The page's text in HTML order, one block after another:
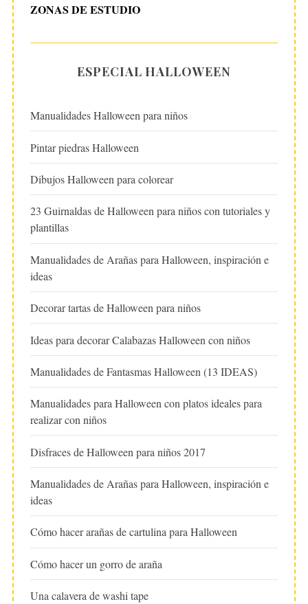
ZONAS DE ESTUDIO
ESPECIAL HALLOWEEN
Manualidades Halloween para niños
Pintar piedras Halloween
Dibujos Halloween para colorear
23 Guirnaldas de Halloween para niños con tutoriales y
plantillas
Manualidades de Arañas para Halloween, inspiración e
ideas
Decorar tartas de Halloween para niños
Ideas para decorar Calabazas Halloween con niños
Manualidades de Fantasmas Halloween (13 IDEAS)
Manualidades para Halloween con platos ideales para
realizar con niños
Disfraces de Halloween para niños 2017
Manualidades de Arañas para Halloween, inspiración e
ideas
Cómo hacer arañas de cartulina para Halloween
Cómo hacer un gorro de araña
Una calavera de washi tape